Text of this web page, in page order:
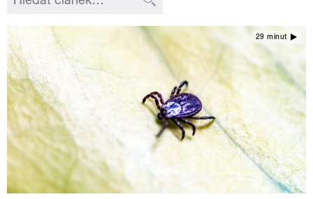
29 minut